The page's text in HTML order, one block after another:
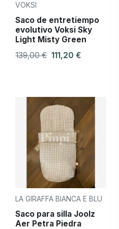
VOKSI
Saco de entretiempo
evolutivo Voksi Sky
Light Misty Green
139,00 € 111,20 €
LA GIRAFFA BIANCA E BLU
Saco para silla Joolz
Aer Petra Piedra